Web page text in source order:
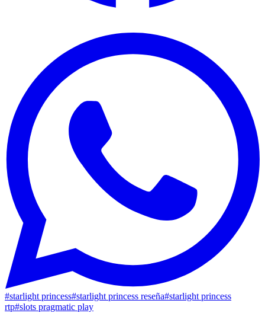
#starlight princess#starlight princess reseña#starlight princess
rtp#slots pragmatic play